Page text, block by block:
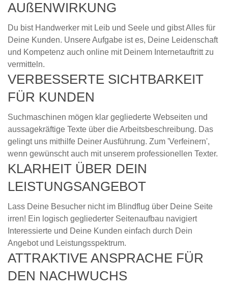
AUßENWIRKUNG
Du bist Handwerker mit Leib und Seele und gibst Alles für
Deine Kunden. Unsere Aufgabe ist es, Deine Leidenschaft
und Kompetenz auch online mit Deinem Internetauftritt zu
vermitteln.
VERBESSERTE SICHTBARKEIT
FÜR KUNDEN
Suchmaschinen mögen klar gegliederte Webseiten und
aussagekräftige Texte über die Arbeitsbeschreibung. Das
gelingt uns mithilfe Deiner Ausführung. Zum 'Verfeinern',
wenn gewünscht auch mit unserem professionellen Texter.
KLARHEIT ÜBER DEIN
LEISTUNGSANGEBOT
Lass Deine Besucher nicht im Blindflug über Deine Seite
irren! Ein logisch gegliederter Seitenaufbau navigiert
Interessierte und Deine Kunden einfach durch Dein
Angebot und Leistungsspektrum.
ATTRAKTIVE ANSPRACHE FÜR
DEN NACHWUCHS